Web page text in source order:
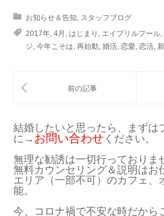
お知らせ＆告知
スタッフブログ
2017年 4月 はじまり エイプリルフール
ジ 今年こそは 再始動 婚活 恋愛 恋活
結婚したいと思ったら、まずは
に→ お問い合わせ ください。
無理な勧誘は一切行っておりま
無料カウンセリング＆説明はお
エリア（一部不可）のカフェ、
能。
今、コロナ禍で不安な時だから